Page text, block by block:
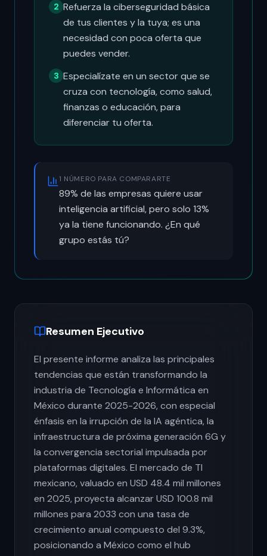
2 Refuerza la ciberseguridad básica
de tus clientes y la tuya; es una
necesidad con poca oferta que
puedes vender.
3 Especialízate en un sector que se
cruza con tecnología, como salud,
finanzas o educación, para
diferenciar tu oferta.
1 NÚMERO PARA COMPARARTE
89% de las empresas quiere usar
inteligencia artificial, pero solo 13%
ya la tiene funcionando. ¿En qué
grupo estás tú?
Resumen Ejecutivo
El presente informe analiza las principales
tendencias que están transformando la
industria de Tecnología e Informática en
México durante 2025-2026, con especial
énfasis en la irrupción de la IA agéntica, la
infraestructura de próxima generación 6G y
la convergencia sectorial impulsada por
plataformas digitales. El mercado de TI
mexicano, valuado en USD 48.4 mil millones
en 2025, proyecta alcanzar USD 100.8 mil
millones para 2033 con una tasa de
crecimiento anual compuesto del 9.3%,
posicionando a México como el hub